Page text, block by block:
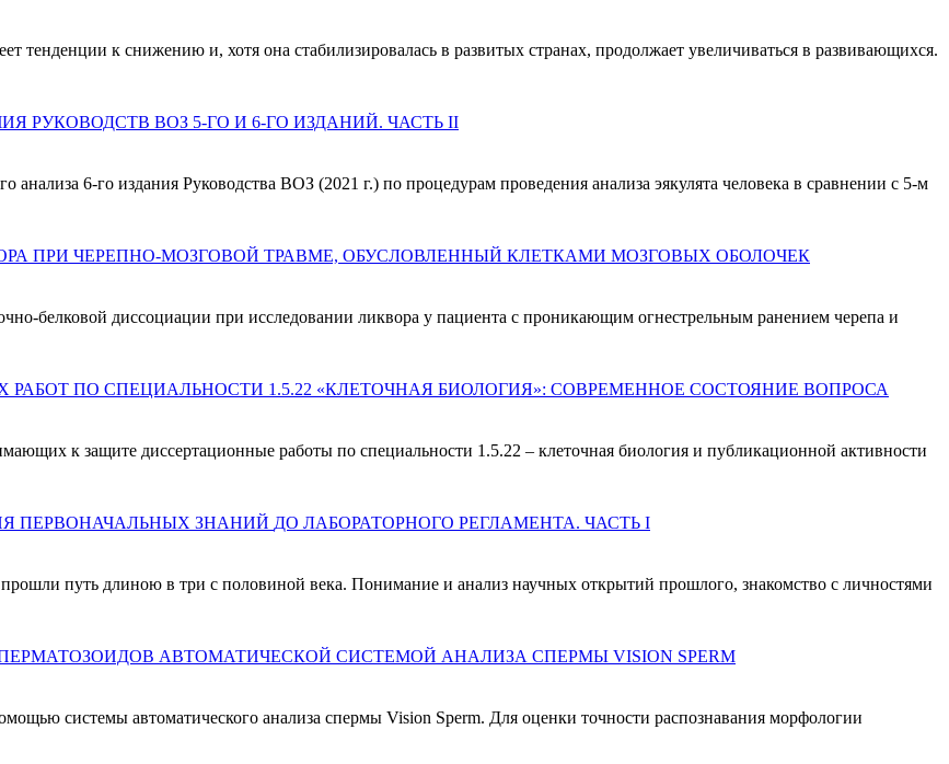
тенденции к снижению и, хотя она стабилизировалась в развитых странах, продолжает увеличиваться в развивающихся.
ИСТОРИЯ АНАЛИЗА ЭЯКУЛЯТА: ОШИБКИ И ПРОТИВОРЕЧИЯ РУКОВОДСТВ ВОЗ 5-ГО И 6-ГО ИЗДАНИЙ. ЧАСТЬ II
анализа 6-го издания Руководства ВОЗ (2021 г.) по процедурам проведения анализа эякулята человека в сравнении с 5-м
СИНДРОМ КЛЕТОЧНО-БЕЛКОВОЙ ДИССОЦИАЦИИ ЛИКВОРА ПРИ ЧЕРЕПНО-МОЗГОВОЙ ТРАВМЕ, ОБУСЛОВЛЕННЫЙ КЛЕТКАМИ МОЗГОВЫХ ОБОЛОЧЕК
белковой диссоциации при исследовании ликвора у пациента с проникающим огнестрельным ранением черепа и
НАУЧНЫЕ ПУБЛИКАЦИИ И ЗАЩИТА ДИССЕРТАЦИОННЫХ РАБОТ ПО СПЕЦИАЛЬНОСТИ 1.5.22 «КЛЕТОЧНАЯ БИОЛОГИЯ»: СОВРЕМЕННОЕ СОСТОЯНИЕ ВОПРОСА
к защите диссертационные работы по специальности 1.5.22 – клеточная биология и публикационной активности
ИСТОРИЯ АНАЛИЗА ЭЯКУЛЯТА: ОТ ЭПОХИ НАКОПЛЕНИЯ ПЕРВОНАЧАЛЬНЫХ ЗНАНИЙ ДО ЛАБОРАТОРНОГО РЕГЛАМЕНТА. ЧАСТЬ I
прошли путь длиною в три с половиной века. Понимание и анализ научных открытий прошлого, знакомство с личностями
АВТОМАТИЧЕСКОЙ СИСТЕМОЙ АНАЛИЗА СПЕРМЫ VISION SPERM
системы автоматического анализа спермы Vision Sperm. Для оценки точности распознавания морфологии